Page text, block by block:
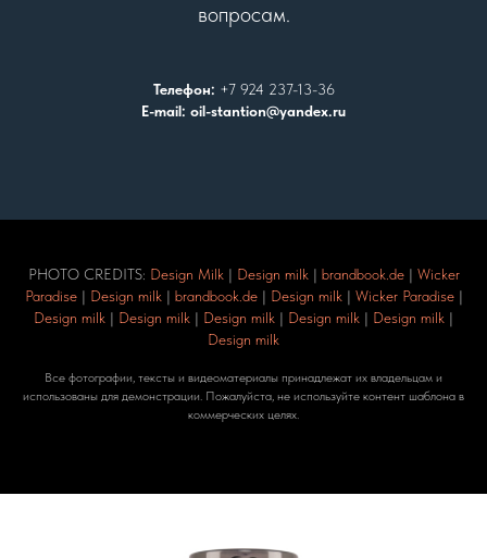
вопросам.
Телефон: +7 924 237-13-36
E-mail: oil-stantion@yandex.ru
PHOTO CREDITS: Design Milk | Design milk | brandbook.de| Wicker
Paradise| Design milk | brandbook.de| Design milk | Wicker Paradise|
Design milk | Design milk | Design milk | Design milk | Design milk |
Design milk
Все фотографии, тексты и видеоматериалы принадлежат их владельцам и
использованы для демонстрации. Пожалуйста, не используйте контент шаблона в
коммерческих целях.